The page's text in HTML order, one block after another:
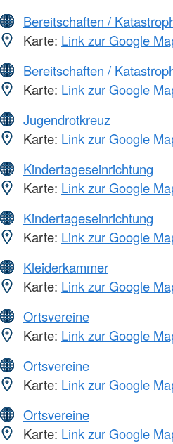
Bereitschaften /
Karte: Link zur Google
Bereitschaften /
Karte: Link zur Google
Jugendrotkreuz
Karte: Link zur Google
Kindertageseinrichtung
Karte: Link zur Google
Kindertageseinrichtung
Karte: Link zur Google
Kleiderkammer
Karte: Link zur Google
Ortsvereine
Karte: Link zur Google
Ortsvereine
Karte: Link zur Google
Ortsvereine
Karte: Link zur Google